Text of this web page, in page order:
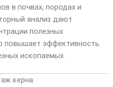
в почвах, породах и
анализ дают
полезных
повышает эффективность
ископаемых.
керна